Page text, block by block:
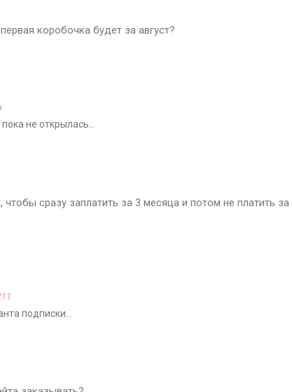
коробочка будет за август?
не открылась…
сразу заплатить за 3 месяца и потом не платить за
подписки…